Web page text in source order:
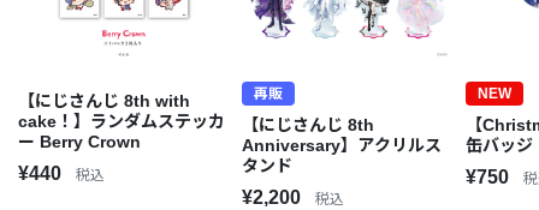
【にじさんじ 8th with
cake！】ランダムステッカ
ー Berry Crown
¥440 税込
再販
【にじさんじ 8th
Anniversary】アクリルス
タンド
¥2,200 税込
NEW
【
缶バッジ
¥750